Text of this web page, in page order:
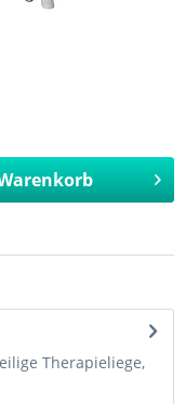
Therapieliege,